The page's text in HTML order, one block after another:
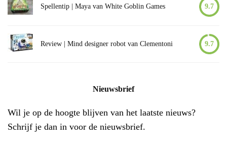
Spellentip | Maya van White Goblin Games 9.7
Review | Mind designer robot van Clementoni 9.7
Nieuwsbrief
Wil je op de hoogte blijven van het laatste nieuws?
Schrijf je dan in voor de nieuwsbrief.